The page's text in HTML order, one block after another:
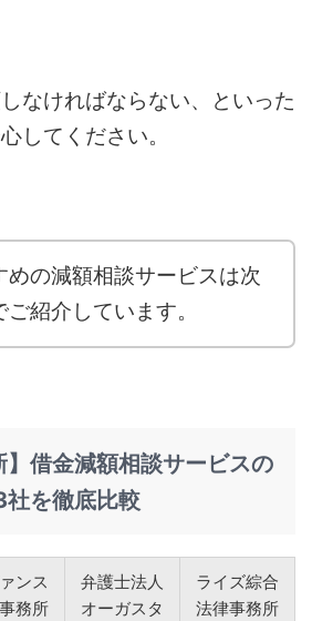
なければならない、といった
してください。
めの減額相談サービスは次
ご紹介しています。
】借金減額相談サービスの
社を徹底比較
ンス
務所
弁護士法人
オーガスタ
ライズ綜合
法律事務所